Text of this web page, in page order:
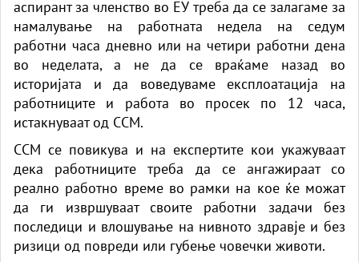
аспирант за членство во ЕУ треба да се залагаме за
намалување на работната недела на седум
работни часа дневно или на четири работни дена
во неделата, а не да се враќаме назад во
историјата и да воведуваме експлоатација на
работниците и работа во просек по 12 часа,
истакнуваат од ССМ.
ССМ се повикува и на експертите кои укажуваат
дека работниците треба да се ангажираат со
реално работно време во рамки на кое ќе можат
да ги извршуваат своите работни задачи без
последици и влошување на нивното здравје и без
ризици од повреди или губење човечки животи.